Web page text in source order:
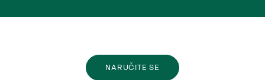
NARUČITE SE